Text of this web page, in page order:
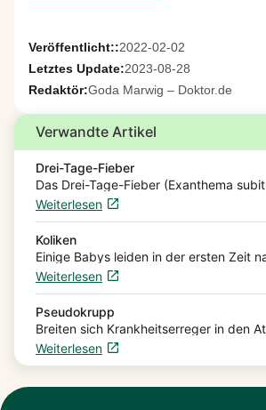
Veröffentlicht::2022-02-02
Letztes Update:2023-08-28
Redaktör:Goda Marwig – Doktor.de
Verwandte Artikel
Drei-Tage-Fieber
Das Drei-Tage-Fieber (Exanthema
Dreitagefieber genannt, ist eine meist
Viruserkrankung, die etwa drei Tage
anschließend einen Ausschlag
Weiterlesen
Koliken
Einige Babys leiden in der ersten Zeit
an Koliken. Koliken sind schmerzhafte
Bauch. Der kleine Körper verkrampft,
werden schnell angezogen und wieder
das Gesicht…
Weiterlesen
Pseudokrupp
Breiten sich Krankheitserreger in den
kann es zu Entzündungen kommen.
(Klein-)Kindern zusätzlich noch der
Mediziner:innen von Pseudokrupp. Im…
Weiterlesen